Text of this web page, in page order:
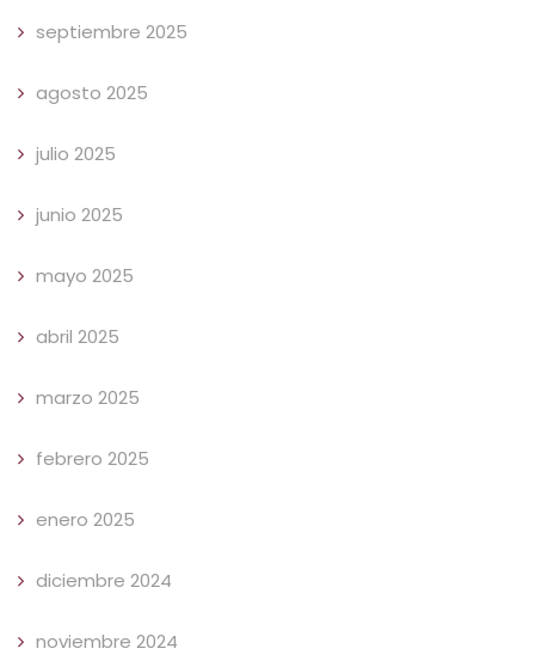
septiembre 2025
agosto 2025
julio 2025
junio 2025
mayo 2025
abril 2025
marzo 2025
febrero 2025
enero 2025
diciembre 2024
noviembre 2024